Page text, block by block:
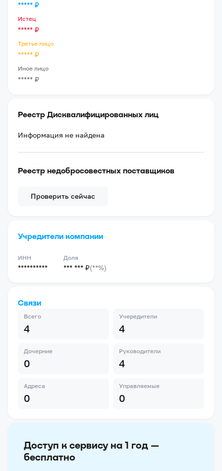
***** ₽
Истец
***** ₽
Третье лицо
***** ₽
Иное лицо
***** ₽
Реестр Дисквалифицированных лиц
Информация не найдена
Реестр недобросовестных поставщиков
Проверить сейчас
Учредители компании
ИНН
**********
Доля
*** *** ₽(**%)
Связи
Всего
4
Учередители
4
Дочерние
0
Руководители
4
Адреса
0
Управляемые
0
Доступ к сервису на 1 год —
бесплатно